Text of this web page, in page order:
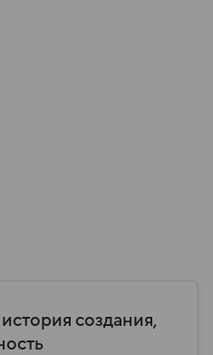
создания,